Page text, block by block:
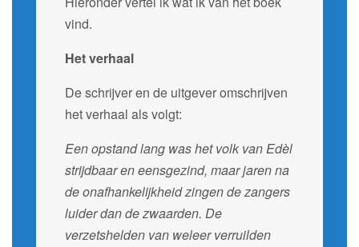
vind.
Het verhaal
De schrijver en de uitgever omschrijven
het verhaal als volgt:
Een opstand lang was het volk van Edèl
strijdbaar en eensgezind, maar jaren na
de onafhankelijkheid zingen de zangers
luider dan de zwaarden. De
verzetshelden van weleer verruilden